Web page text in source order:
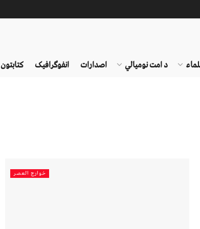
د امت نومیالي اصدارات انفوګرافیک کتابتون
خوارج العصر